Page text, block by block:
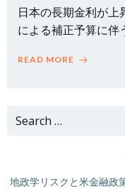
日本の長期金利が上
による補正予算に伴
READ MORE
Search
地政学リスクと米金融政